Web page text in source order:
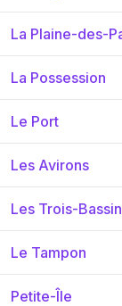
La Plaine-des-
La Possession
Le Port
Les Avirons
Les Trois-
Le Tampon
Petite-Île